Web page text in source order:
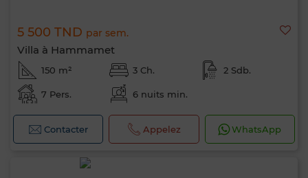
5 500 TND par sem.
Villa à Hammamet
150 m² 3 Ch. 2 Sdb.
7 Pers. 6 nuits min.
Contacter Appelez WhatsApp
Bonjour, je suis MIA. Quel critère souhaitez-